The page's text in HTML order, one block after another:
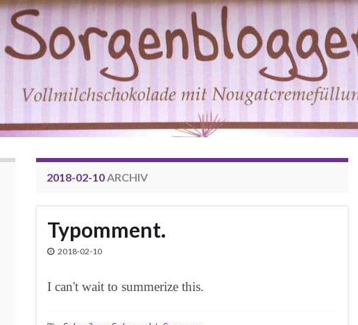
2018-02-10ARCHIV
Typomment.
2018-02-10
I can't wait to summerize this.